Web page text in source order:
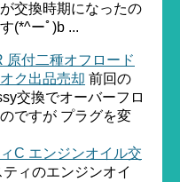
交換時期になったの
(*^ーﾟ)b ...
原付二種オフロード
ク出品売却 前回の
交換でオーバーフロ
ですが プラグを変
C エンジンオイル交
ィのエンジンオイ